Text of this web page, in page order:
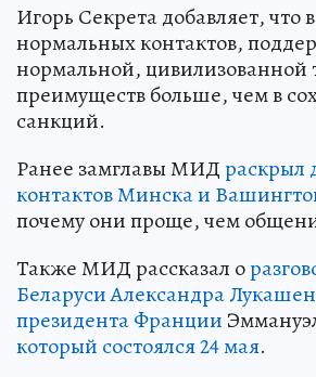
Игорь Секрета добавляет, что
нормальных контактов,
нормальной, цивилизованной
преимуществ больше, чем в
санкций.
Ранее замглавы МИДраскрыл
контактов Минска и
почему они проще, чем
Также МИД рассказал о
Беларуси Александра
президента Франции
который состоялся 24 мая.